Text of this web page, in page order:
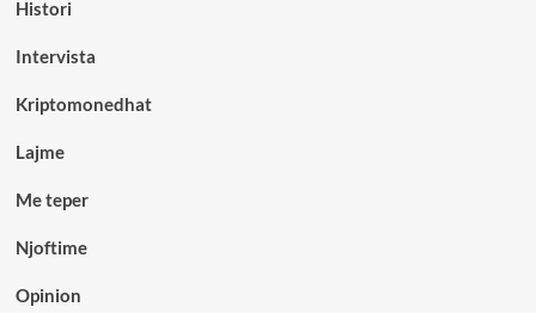
Histori
Intervista
Kriptomonedhat
Lajme
Me teper
Njoftime
Opinion